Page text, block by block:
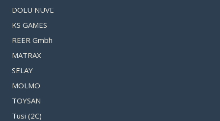
DOLU NUVE
KS GAMES
REER Gmbh
MATRAX
SELAY
MOLMO
TOYSAN
Tusi (2C)